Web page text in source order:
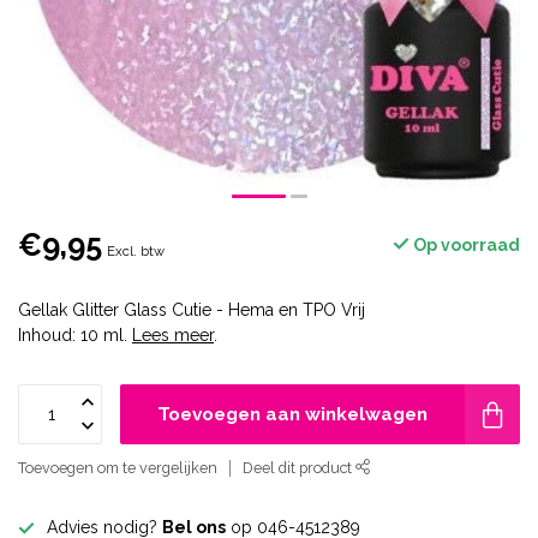
€9,95 Excl. btw Op voorraad
Gellak Glitter Glass Cutie - Hema en TPO Vrij
Inhoud: 10 ml.
Lees meer.
Toevoegen aan winkelwagen
Toevoegen om te vergelijken Deel dit product
Advies nodig? Bel ons op 046-4512389